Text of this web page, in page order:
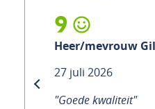
9
Heer/mevrouw
27 juli 2026
"Goede kwaliteit"